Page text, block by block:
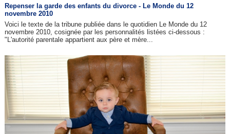
Repenser la garde des enfants du divorce - Le Monde du 12
novembre 2010
Voici le texte de la tribune publiée dans le quotidien Le Monde du 12
novembre 2010, cosignée par les personnalités listées ci-dessous :
"L'autorité parentale appartient aux père et mère...